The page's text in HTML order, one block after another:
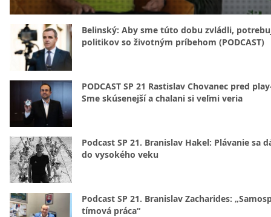
Belinský: Aby sme túto dobu zvládli,
politikov so životným príbehom (PODCAST)
PODCAST SP 21 Rastislav Chovanec pred
Sme skúsenejší a chalani si veľmi veria
Podcast SP 21. Branislav Hakel: Plávanie sa
do vysokého veku
Podcast SP 21. Branislav Zacharides:
tímová práca“